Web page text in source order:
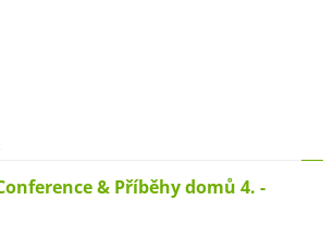
& Příběhy domů 4. -